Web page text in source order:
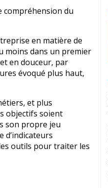
compréhension du
en matière de
moins dans un premier
en douceur, par
évoqué plus haut,
et plus
objectifs soient
son propre jeu
d’indicateurs
outils pour traiter les